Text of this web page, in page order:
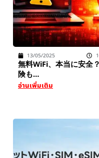
13/05/2025
無料WiFi、本当に安全
険も…
อ่านเพิ่มเติม